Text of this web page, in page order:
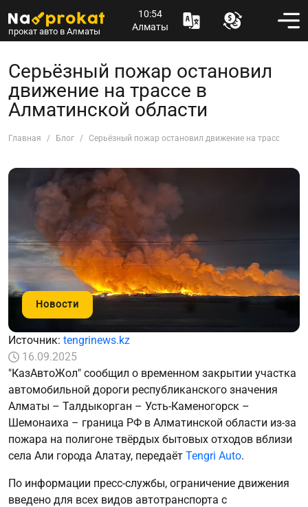
прокат авто в Алматы
10:54
Алматы
Серьёзный пожар остановил
движение на трассе в
Алматинской области
Главная Блог Серьёзный пожар остановил движение на трассе в
Новости
Источник: tengrinews.kz
16.09.2025
"КазАвтоЖол" сообщил о временном закрытии участка
автомобильной дороги республиканского значения
Алматы – Талдыкорган – Усть-Каменогорск –
Шемонаиха – граница РФ в Алматинской области из-за
пожара на полигоне твёрдых бытовых отходов вблизи
села Али города Алатау, передаёт Tengri Auto.
По информации пресс-службы, ограничение движения
введено для всех видов автотранспорта с